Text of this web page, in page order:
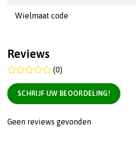
Wielmaat code
Reviews
(0)
SCHRIJF UW BEOORDELING!
Geen reviews gevonden